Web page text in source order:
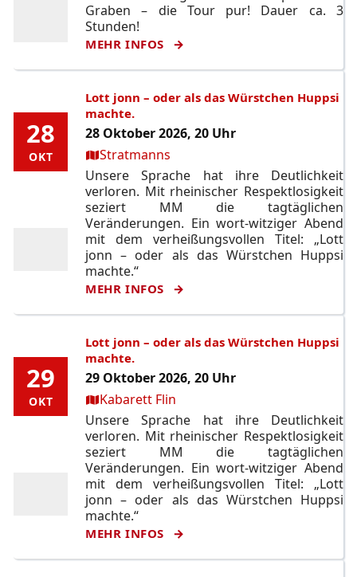
Graben – die Tour pur! Dauer ca. 3
Stunden!
MEHR INFOS
28
OKT
28
OKT
Lott jonn – oder als das Würstchen Huppsi
machte.
28 Oktober 2026, 20 Uhr
Ort:Stratmanns
Unsere Sprache hat ihre Deutlichkeit
verloren. Mit rheinischer Respektlosigkeit
seziert MM die tagtäglichen
Veränderungen. Ein wort-witziger Abend
mit dem verheißungsvollen Titel: „Lott
jonn – oder als das Würstchen Huppsi
machte.“
MEHR INFOS
29
OKT
29
OKT
Lott jonn – oder als das Würstchen Huppsi
machte.
29 Oktober 2026, 20 Uhr
Ort:Kabarett Flin
Unsere Sprache hat ihre Deutlichkeit
verloren. Mit rheinischer Respektlosigkeit
seziert MM die tagtäglichen
Veränderungen. Ein wort-witziger Abend
mit dem verheißungsvollen Titel: „Lott
jonn – oder als das Würstchen Huppsi
machte.“
MEHR INFOS